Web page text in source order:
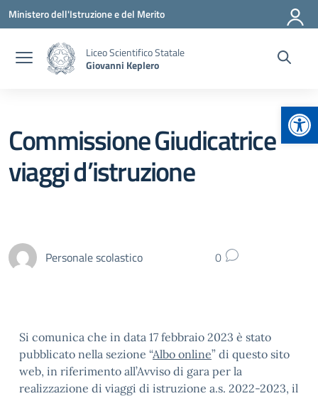
Vai ai contenuti
Vai al menu di navigazione
Vai al footer
Ministero dell'Istruzione e del Merito
Liceo Scientifico Statale
Giovanni Keplero
Commissione Giudicatrice
viaggi d’istruzione
Personale scolastico 0
Si comunica che in data 17 febbraio 2023 è stato
pubblicato nella sezione “Albo online” di questo sito
web, in riferimento all’Avviso di gara per la
realizzazione di viaggi di istruzione a.s. 2022-2023, il